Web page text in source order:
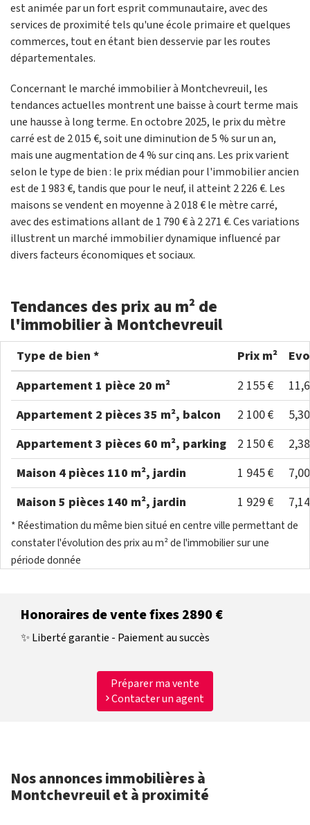
est animée par un fort esprit communautaire, avec des
services de proximité tels qu'une école primaire et quelques
commerces, tout en étant bien desservie par les routes
départementales.
Concernant le marché immobilier à Montchevreuil, les
tendances actuelles montrent une baisse à court terme mais
une hausse à long terme. En octobre 2025, le prix du mètre
carré est de 2 015 €, soit une diminution de 5 % sur un an,
mais une augmentation de 4 % sur cinq ans. Les prix varient
selon le type de bien : le prix médian pour l'immobilier ancien
est de 1 983 €, tandis que pour le neuf, il atteint 2 226 €. Les
maisons se vendent en moyenne à 2 018 € le mètre carré,
avec des estimations allant de 1 790 € à 2 271 €. Ces variations
illustrent un marché immobilier dynamique influencé par
divers facteurs économiques et sociaux.
Tendances des prix au m² de
l'immobilier à Montchevreuil
Type de bien * Prix m²
Appartement 1 pièce 20 m²
2 155 €
Appartement 2 pièces 35 m², balcon
2 100 €
Appartement 3 pièces 60 m², parking
2 150 €
Maison 4 pièces 110 m², jardin
1 945 €
Maison 5 pièces 140 m², jardin
1 929 €
* Réestimation du même bien situé en centre ville permettant de
constater l'évolution des prix au m² de l'immobilier sur une
période donnée
Honoraires de vente fixes 2890 €
✨ Liberté garantie - Paiement au succès
Préparer ma vente
Contacter un agent
Nos annonces immobilières à
Montchevreuil et à proximité